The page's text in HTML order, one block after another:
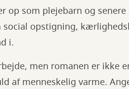
op som plejebarn og
social opstigning,
i.
men romanen er ikke
af menneskelig varme.